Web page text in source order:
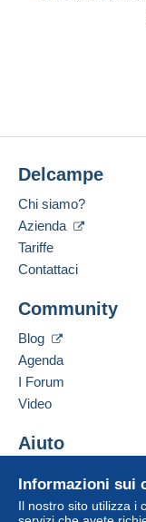
Informazioni sui
Il nostro sito utilizza i
Delcampe
Chi siamo?
Azienda
Tariffe
Contattaci
Community
Blog
Agenda
I Forum
Video
Aiuto
Acquistare su
Vendere su